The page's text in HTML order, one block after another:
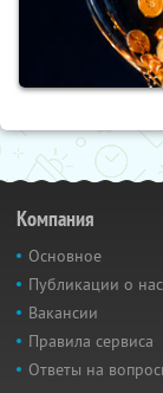
Компания
Основное
Публикации о нас
Вакансии
Правила сервиса
Ответы на